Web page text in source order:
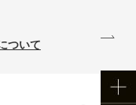
ついて